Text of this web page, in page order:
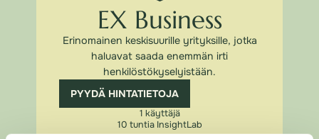
EX Business
Erinomainen keskisuurille yrityksille, jotka
haluavat saada enemmän irti
henkilöstökyselyistään.
PYYDÄ HINTATIETOJA
1 käyttäjä
10 tuntia InsightLab